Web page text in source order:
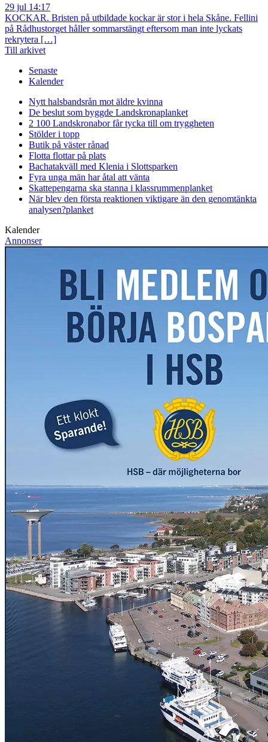
29 jul 14:17
KOCKAR. Bristen på utbildade kockar är stor i hela Skåne. Fellini
på Rådhustorget håller sommarstängt eftersom man inte lyckats
rekrytera […]
Till arkivet
Senaste
Kalender
Nytt halsbandsrån mot äldre kvinna
De beslut som byggde Landskronaplanket
2 100 Landskronabor får tycka till om tryggheten
Stölder i topp
Butik på väster rånad
Flotta flottar på plats
Bachatakväll med Klenia i Slottsparken
Fyra unga män har åtal att vänta
Skattepengarna ska stanna i klassrummenplanket
När blev den första reaktionen viktigare än den genomtänkta
analysen?planket
Kalender
Annonser